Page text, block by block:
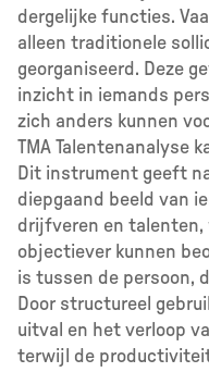
dergelijke functies.
alleen traditionele
georganiseerd. Deze
inzicht in iemands
zich anders kunnen
TMA Talentenanalyse
Dit instrument geeft
diepgaand beeld van
drijfveren en talenten,
objectiever kunnen
is tussen de persoon,
Door structureel
uitval en het verloop
terwijl de